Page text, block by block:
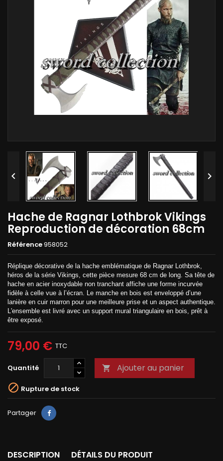
 
Hache de Ragnar Lothbrok Vikings
Reproduction de décoration 68cm
Référence958052
Réplique décorative de la hache emblématique de Ragnar Lothbrok,
héros de la série Vikings, cette pièce mesure 68 cm de long. Sa tête de
hache en acier inoxydable non tranchant affiche une forme incurvée
fidèle à celle vue à l’écran. Le manche en bois est enveloppé d’une
lanière en cuir marron pour une meilleure prise et un aspect authentique.
L'ensemble est livré avec un support mural triangulaire en bois, prêt à
être exposé.
79,00 € TTC
Quantité  Ajouter au panier
 Rupture de stock
Partager
DESCRIPTION DÉTAILS DU PRODUIT